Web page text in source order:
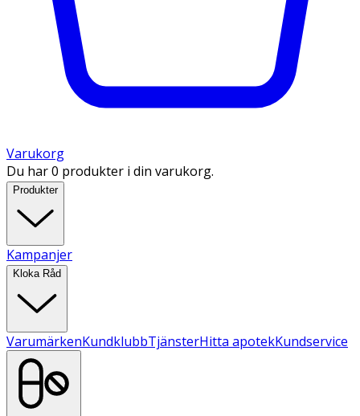
Varukorg
Du har 0 produkter i din varukorg.
Produkter
Kampanjer
Kloka Råd
VarumärkenKundklubbTjänsterHitta apotekKundservice